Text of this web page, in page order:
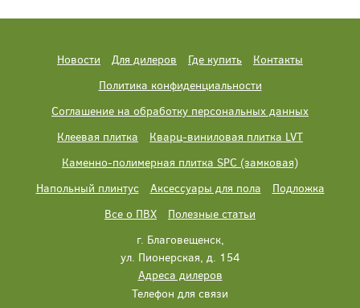
Новости Для дилеров Где купить
Контакты
Политика конфиденциальности
Соглашение на обработку персональных данных
Клеевая плитка
Кварц-виниловая плитка LVT
Каменно-полимерная плитка SPC (замковая)
Напольный плинтус
Аксессуары для пола
Подложка
Все о ПВХ
Полезные статьи
г. Благовещенск,
ул. Пионерская, д. 154
Адреса дилеров
Телефон для связи